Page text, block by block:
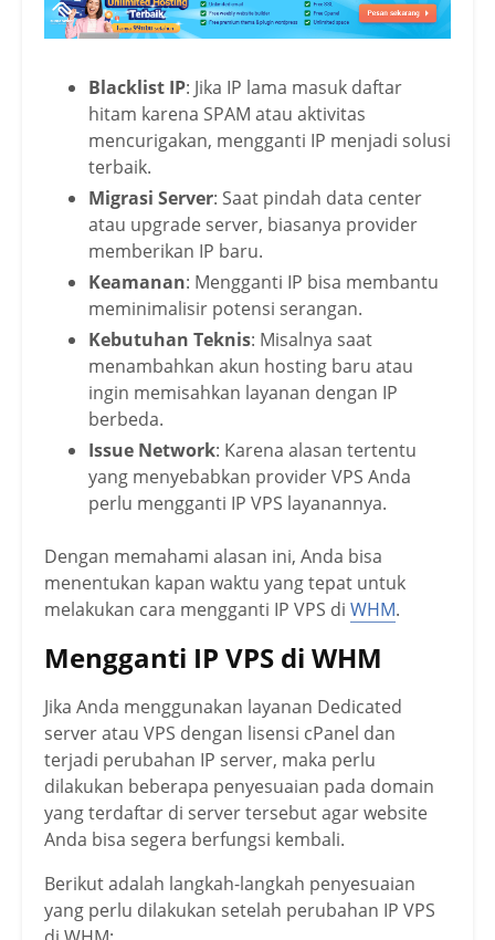
Blacklist IP: Jika IP lama masuk daftar
hitam karena SPAM atau aktivitas
mencurigakan, mengganti IP menjadi solusi
terbaik.
Migrasi Server: Saat pindah data center
atau upgrade server, biasanya provider
memberikan IP baru.
Keamanan: Mengganti IP bisa membantu
meminimalisir potensi serangan.
Kebutuhan Teknis: Misalnya saat
menambahkan akun hosting baru atau
ingin memisahkan layanan dengan IP
berbeda.
Issue Network: Karena alasan tertentu
yang menyebabkan provider VPS Anda
perlu mengganti IP VPS layanannya.
Dengan memahami alasan ini, Anda bisa
menentukan kapan waktu yang tepat untuk
melakukan cara mengganti IP VPS di WHM.
Mengganti IP VPS di WHM
Jika Anda menggunakan layanan Dedicated
server atau VPS dengan lisensi cPanel dan
terjadi perubahan IP server, maka perlu
dilakukan beberapa penyesuaian pada domain
yang terdaftar di server tersebut agar website
Anda bisa segera berfungsi kembali.
Berikut adalah langkah-langkah penyesuaian
yang perlu dilakukan setelah perubahan IP VPS